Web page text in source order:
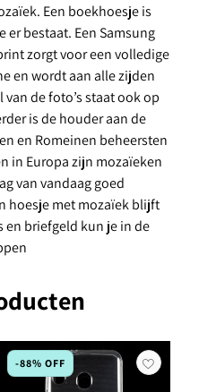
Een boekhoesje is
er bestaat. Een Samsung
zorgt voor een volledige
en wordt aan alle zijden
de foto’s staat ook op
is de houder aan de
en Romeinen beheersten
in Europa zijn mozaïeken
van vandaag goed
hoesje met mozaïek blijft
en briefgeld kun je in de
-88% OFF